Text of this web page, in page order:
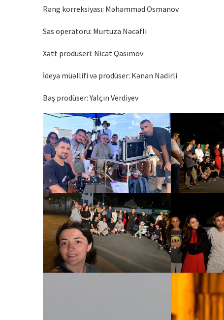
Rəng korreksiyası: Məhəmməd Osmanov
Səs operatoru: Murtuza Nəcəfli
Xətt prodüseri: Nicat Qasımov
İdeya müəllifi və prodüser: Kənan Nadirli
Baş prodüser: Yalçın Verdiyev